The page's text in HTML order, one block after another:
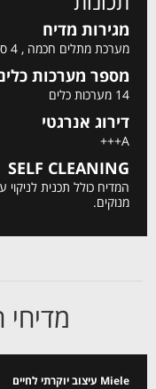
מגירות מדיח
מערכת מתלים חכמה , 4 סלסלות
מספר מערכות
14 מערכות כלים
דירוג אנרגטי
A+++
SELF CLEANING
המדיח כולל תכנית לניקוי
מנוקים.
Miele עיצוב יוקרתי לחיים